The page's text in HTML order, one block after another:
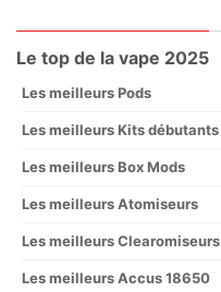
Le top de la vape 2025
Les meilleurs Pods
Les meilleurs Kits débutants
Les meilleurs Box Mods
Les meilleurs Atomiseurs
Les meilleurs Clearomiseurs
Les meilleurs Accus 18650